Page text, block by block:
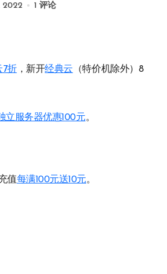
2022 1 评论
7折，新开经典云 （特价机除外）8
立服务器优惠100元。
值每满100元送10元。